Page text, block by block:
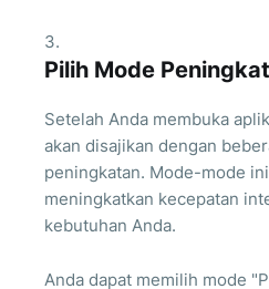
Pilih Mode
Setelah Anda membuka
akan disajikan dengan
peningkatan. Mode-mode
meningkatkan kecepatan
kebutuhan Anda.
Anda dapat memilih mode